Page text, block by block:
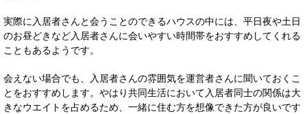
実際に入居者さんと会うことのできるハウスの中には、平日夜や土日
のお昼どきなど入居者さんに会いやすい時間帯をおすすめしてくれる
こともあるようです。
会えない場合でも、入居者さんの雰囲気を運営者さんに聞いておくこ
とをおすすめします。やはり共同生活において入居者同士の関係は大
きなウエイトを占めるため、一緒に住む方を想像できた方が良いです